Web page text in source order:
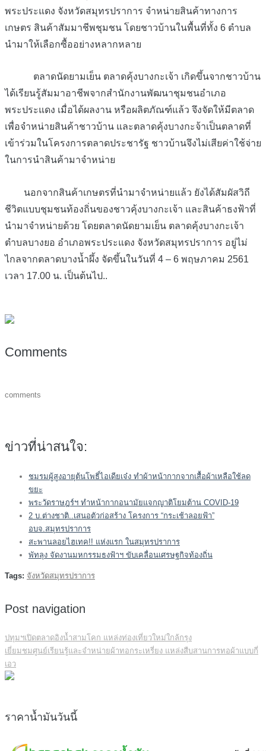
พระประแดง จังหวัดสมุทรปราการ จำหน่ายสินค้าทางการ
เกษตร สินค้าสัมมาชีพชุมชน โดยชาวบ้านในพื้นที่ทั้ง 6 ตำบล
นำมาให้เลือกซื้ออย่างหลากหลาย
ตลาดนัดยามเย็น ตลาดคุ้งบางกะเจ้า เกิดขึ้นจากชาวบ้าน
ได้เรียนรู้สัมมาอาชีพจากสำนักงานพัฒนาชุมชนอำเภอ
พระประแดง เมื่อได้ผลงาน หรือผลิตภัณฑ์แล้ว จึงจัดให้มีตลาด
เพื่อจำหน่ายสินค้าชาวบ้าน และตลาดคุ้งบางกะจ้าเป็นตลาดที่
เข้าร่วมในโครงการตลาดประชารัฐ ชาวบ้านจึงไม่เสียค่าใช้จ่าย
ในการนำสินค้ามาจำหน่าย
นอกจากสินค้าเกษตรที่นำมาจำหน่ายแล้ว ยังได้สัมผัสวิถี
ชีวิตแบบชุมชนท้องถิ่นของชาวคุ้งบางกะเจ้า และสินค้าธงฟ้าที่
นำมาจำหน่ายด้วย โดยตลาดนัดยามเย็น ตลาดคุ้งบางกะเจ้า
ตำบลบางยอ อำเภอพระประแดง จังหวัดสมุทรปราการ อยู่ไม่
ไกลจากตลาดบางน้ำผึ้ง จัดขึ้นในวันที่ 4 – 6 พฤษภาคม 2561
เวลา 17.00 น. เป็นต้นไป..
Comments
comments
ข่าวที่น่าสนใจ:
ชมรมผู้สูงอายุต้นโพธิ์ไอเดียเจ๋ง ทำผ้าหน้ากากจากเสื้อผ้าเหลือใช้ลด
ขยะ
พระวัดราษฎร์ฯ ทำหน้ากากอนามัยแจกญาติโยมต้าน COVID-19
2 บ.ต่างชาติ..เสนอตัวก่อสร้าง โครงการ “กระเช้าลอยฟ้า”
อบจ.สมุทรปราการ
สะพานลอยไฮเทค!! แห่งแรก ในสมุทรปราการ
พัทลุง จัดงานมหกรรมธงฟ้าฯ ขับเคลื่อนเศรษฐกิจท้องถิ่น
Tags: จังหวัดสมุทรปราการ
Post navigation
ปทุมฯเปิดตลาดอิงน้ำสามโคก แหล่งท่องเที่ยวใหม่ใกล้กรุง
เยี่ยมชมศูนย์เรียนรู้และจำหน่ายผ้าทอกระเหรี่ยง แหล่งสืบสานการทอผ้าแบบกี่
เอว
ราคาน้ำมันวันนี้